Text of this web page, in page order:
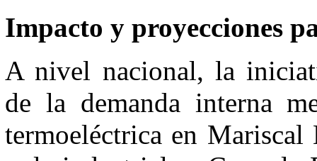
Impacto y proyecciones
A nivel nacional, la
de la demanda interna
termoeléctrica en